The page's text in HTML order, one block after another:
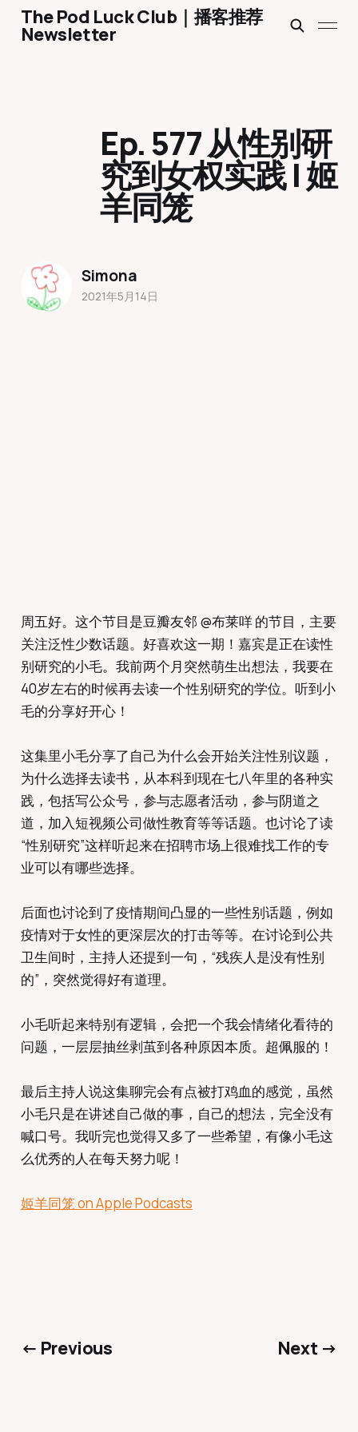
The Pod Luck Club｜播客推荐
Newsletter
周五好。这个节目是豆瓣友邻 @布莱咩 的节目，主要
关注泛性少数话题。好喜欢这一期！嘉宾是正在读性
别研究的小毛。我前两个月突然萌生出想法，我要在
40岁左右的时候再去读一个性别研究的学位。听到小
毛的分享好开心！
这集里小毛分享了自己为什么会开始关注性别议题，
为什么选择去读书，从本科到现在七八年里的各种实
践，包括写公众号，参与志愿者活动，参与阴道之
道，加入短视频公司做性教育等等话题。也讨论了读
“性别研究”这样听起来在招聘市场上很难找工作的专
业可以有哪些选择。
后面也讨论到了疫情期间凸显的一些性别话题，例如
疫情对于女性的更深层次的打击等等。在讨论到公共
卫生间时，主持人还提到一句，“残疾人是没有性别
的”，突然觉得好有道理。
小毛听起来特别有逻辑，会把一个我会情绪化看待的
问题，一层层抽丝剥茧到各种原因本质。超佩服的！
最后主持人说这集聊完会有点被打鸡血的感觉，虽然
小毛只是在讲述自己做的事，自己的想法，完全没有
喊口号。我听完也觉得又多了一些希望，有像小毛这
么优秀的人在每天努力呢！
‎姬羊同笼 on Apple Podcasts
Ep. 577 从性别研
究到女权实践 | 姬
羊同笼
Simona
2021年5月14日
← Previous Next →